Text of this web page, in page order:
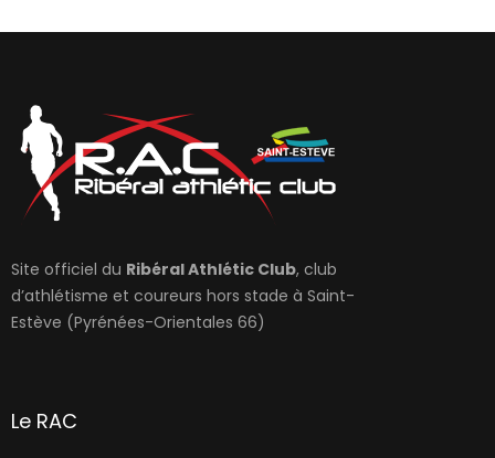
Site officiel du Ribéral Athlétic Club, club
d’athlétisme et coureurs hors stade à Saint-
Estève (Pyrénées-Orientales 66)
Le RAC